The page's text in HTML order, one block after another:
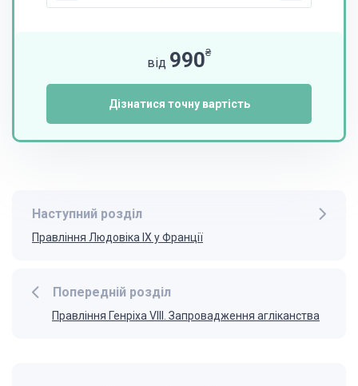
від 990₴
Дізнатися точну вартість
Попередній розділ
Правління Генріха VIII. Запровадження агліканства
Наступний розділ
Правління Людовіка IX у Франції